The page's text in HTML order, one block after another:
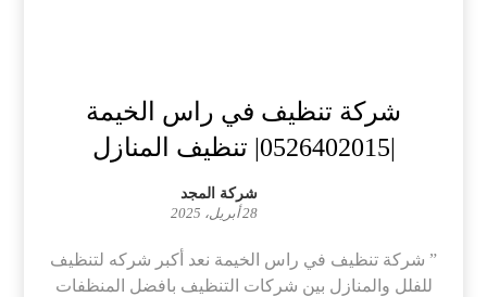
شركة تنظيف في راس الخيمة
شركة المجد
28 أبريل، 2025
” شركة تنظيف في راس الخيمة نعد أكبر شركه لتنظيف
للفلل والمنازل بين شركات التنظيف بافضل المنظفات